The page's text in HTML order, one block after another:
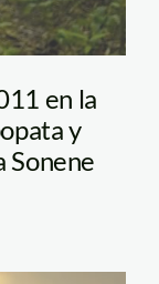
en la
y
Sonene